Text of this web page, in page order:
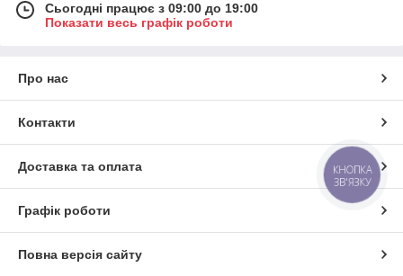
Сьогодні працює з 09:00 до 19:00
Показати весь графік роботи
Про нас
Контакти
Доставка та оплата
Графік роботи
Повна версія сайту
КНОПКА
ЗВ'ЯЗКУ